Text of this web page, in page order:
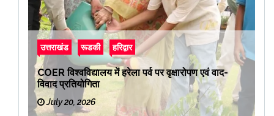
उत्तराखंड रूडकी हरिद्वार
COER विश्वविद्यालय में हरेला पर्व पर वृक्षारोपण एवं वाद-
विवाद प्रतियोगिता
July 20, 2026